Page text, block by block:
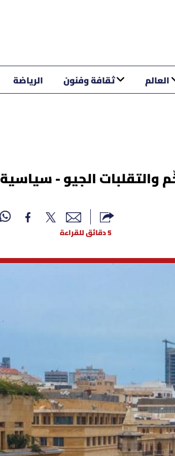
العالم ثقافة وفنون الرياضة
والتقلبات الجيو - سياسية
5 دقائق للقراءة